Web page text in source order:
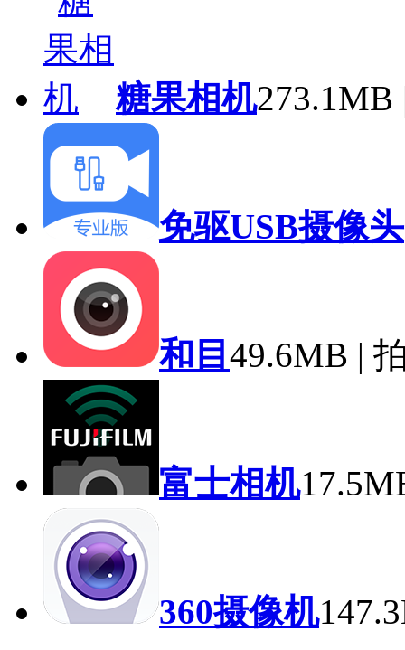
糖果相机273.1MB
免驱USB摄像头
和目 49.6MB |
富士相机
360摄像机